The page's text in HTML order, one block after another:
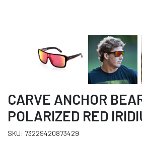
CARVE ANCHOR
POLARIZED RED
SKU: 73229420873429